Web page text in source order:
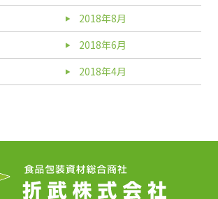
2018年8月
2018年6月
2018年4月